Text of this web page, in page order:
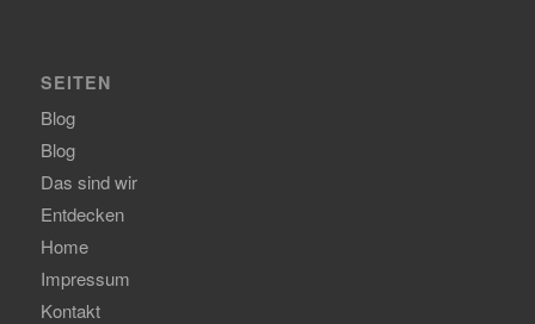
SEITEN
Blog
Blog
Das sind wir
Entdecken
Home
Impressum
Kontakt